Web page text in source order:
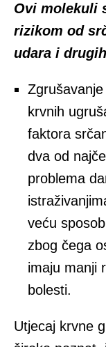
Ovi molekuli
rizikom od
udara i
krvnih
faktora
dva od
problema
veću
zbog čega
imaju manji
bolesti.
Utjecaj krvne